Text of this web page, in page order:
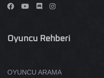
Oyuncu Rehberi
OYUNCU ARAMA